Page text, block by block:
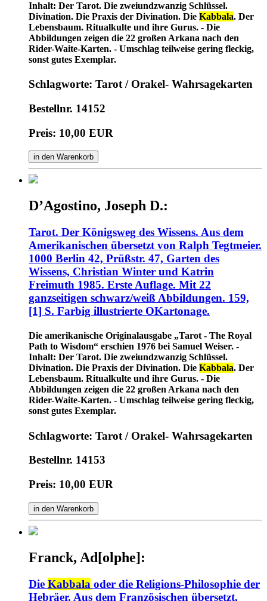
Inhalt: Der Tarot. Die zweiundzwanzig Schlüssel.
Divination. Die Praxis der Divination. Die Kabbala. Der
Lebensbaum. Ritualkulte und ihre Gurus. - Die
Abbildungen zeigen die 22 großen Arkana nach den
Rider-Waite-Karten. - Umschlag teilweise gering fleckig,
sonst gutes Exemplar.
Schlagworte: Tarot / Orakel- Wahrsagekarten
Bestellnr. 14152
Preis: 10,00 EUR
in den Warenkorb
D’Agostino, Joseph D.:
Tarot. Der Königsweg des Wissens. Aus dem
Amerikanischen übersetzt von Ralph Tegtmeier.
1000 Berlin 42, Prüßstr. 47, Garten des
Wissens, Christian Winter und Katrin
Freimuth 1985. Erste Auflage. Mit 22
ganzseitigen schwarz/weiß Abbildungen. 159,
[1] S. Farbig illustrierte OKartonage.
Die amerikanische Originalausgabe „Tarot - The Royal
Path to Wisdom“ erschien 1976 bei Samuel Weiser. -
Inhalt: Der Tarot. Die zweiundzwanzig Schlüssel.
Divination. Die Praxis der Divination. Die Kabbala. Der
Lebensbaum. Ritualkulte und ihre Gurus. - Die
Abbildungen zeigen die 22 großen Arkana nach den
Rider-Waite-Karten. - Umschlag teilweise gering fleckig,
sonst gutes Exemplar.
Schlagworte: Tarot / Orakel- Wahrsagekarten
Bestellnr. 14153
Preis: 10,00 EUR
in den Warenkorb
Franck, Ad[olphe]:
Die Kabbala oder die Religions-Philosophie der
Hebräer. Aus dem Französischen übersetzt,